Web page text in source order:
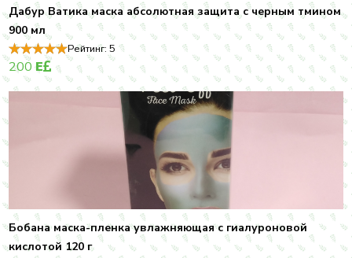
Дабур Ватика маска абсолютная защита с черным тмином
900 мл
Рейтинг:5
200E
Бобана маска-пленка увлажняющая с гиалуроновой
кислотой 120 г